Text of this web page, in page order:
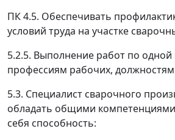
ПК 4.5. Обеспечивать
условий труда на участке
5.2.5. Выполнение работ по
профессиям рабочих,
5.3. Специалист сварочного
обладать общими
себя способность: